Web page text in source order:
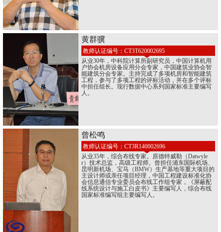
黄群骥
教师认证编号：CT3T620002695
从业30年，中科院计算所副研究员，中国计算机用
户协会机房设备应用分会专家，中国建筑业协会智
能建筑分会专家。主持完成了多项机房和智能建筑
工程，参与了多项工程的评标活动，并在多个评标
中担任组长。现行数据中心系列国家标准主要编写
人。
曾松鸣
教师认证编号：CT3R140002696
从业35年，综合布线专家。原德特威勒（Datwyle
r）技术总监，高级工程师。曾担任浦东国际机场、
昆明新机场、宝马（BMW）生产基地等重大项目的
主设计师或亲任项目经理，中国工程建设标准化协
会信息通信专业委员会布线工作组专家，《屏蔽配
线系统设计与施工白皮书》主要编写人，综合布线
国家标准编写组主要编写人。